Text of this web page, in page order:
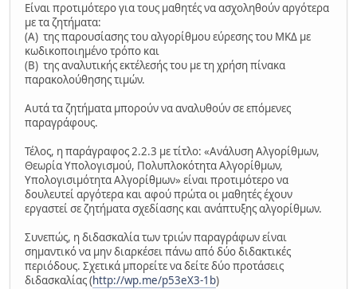
Είναι προτιμότερο για τους μαθητές να ασχοληθούν αργότερα
με τα ζητήματα:
(Α) της παρουσίασης του αλγορίθμου εύρεσης του ΜΚΔ με
κωδικοποιημένο τρόπο και
(Β) της αναλυτικής εκτέλεσής του με τη χρήση πίνακα
παρακολούθησης τιμών.
Αυτά τα ζητήματα μπορούν να αναλυθούν σε επόμενες
παραγράφους.
Τέλος, η παράγραφος 2.2.3 με τίτλο: «Ανάλυση Αλγορίθμων,
Θεωρία Υπολογισμού, Πολυπλοκότητα Αλγορίθμων,
Υπολογισιμότητα Αλγορίθμων» είναι προτιμότερο να
δουλευτεί αργότερα και αφού πρώτα οι μαθητές έχουν
εργαστεί σε ζητήματα σχεδίασης και ανάπτυξης αλγορίθμων.
Συνεπώς, η διδασκαλία των τριών παραγράφων είναι
σημαντικό να μην διαρκέσει πάνω από δύο διδακτικές
περιόδους. Σχετικά μπορείτε να δείτε δύο προτάσεις
διδασκαλίας (http://wp.me/p53eX3-1b)